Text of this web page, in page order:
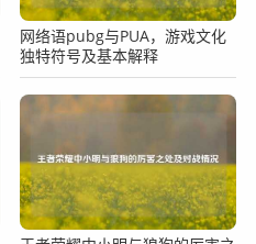
网络语pubg与PUA，游戏文化
独特符号及基本解释